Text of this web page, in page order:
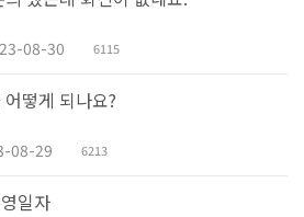
08-30 6115
떻게 되나요?
08-29 6213
일자